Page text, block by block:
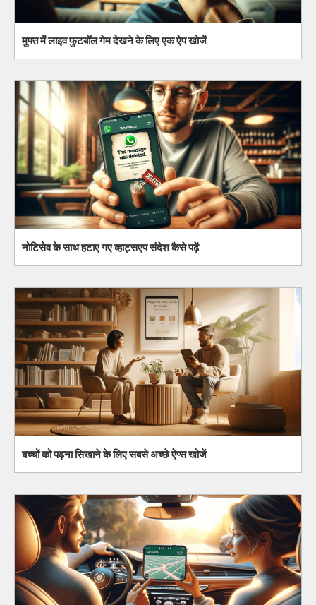
मुफ्त में लाइव फुटबॉल गेम देखने के लिए एक ऐप खोजें
नोटिसेव के साथ हटाए गए व्हाट्सएप संदेश कैसे पढ़ें
बच्चों को पढ़ना सिखाने के लिए सबसे अच्छे ऐप्स खोजें